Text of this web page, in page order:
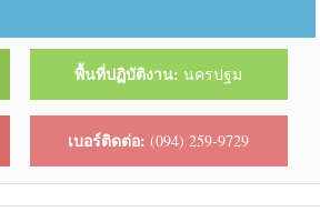
พื้นที่ปฏิบัติงาน: นครปฐม
เบอร์ติดต่อ: (094) 259-9729